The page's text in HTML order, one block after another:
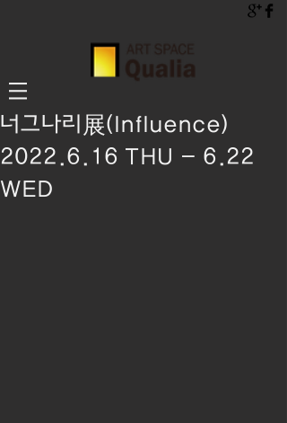
너그나리展(Influence)
2022.6.16 THU - 6.22
WED